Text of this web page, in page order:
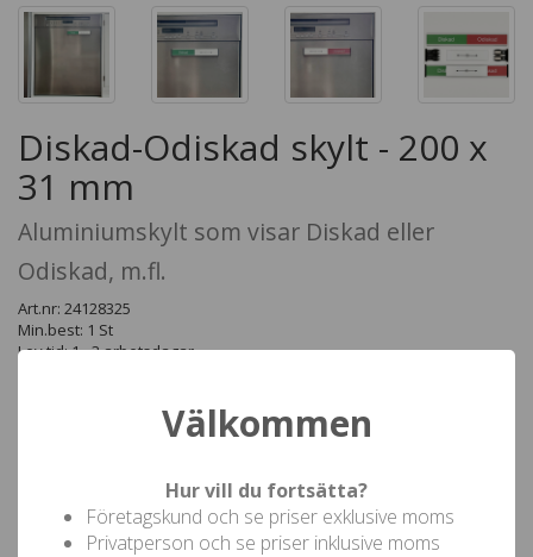
Diskad-Odiskad skylt - 200 x
31 mm
Aluminiumskylt som visar Diskad eller
Odiskad, m.fl.
Art.nr: 24128325
Min.best: 1 St
Lev.tid: 1 - 3 arbetsdagar
Levereras komplett med dubbelhäftande tejp eller magnettejp.
206,25
Välkommen
Hur vill du fortsätta?
Företagskund och se priser exklusive moms
Privatperson och se priser inklusive moms